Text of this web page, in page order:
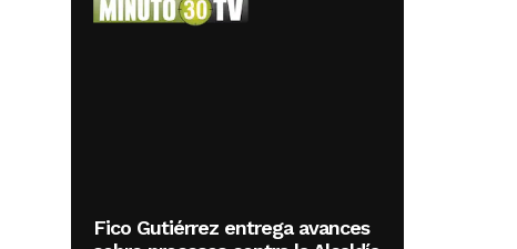
Fico Gutiérrez entrega avances